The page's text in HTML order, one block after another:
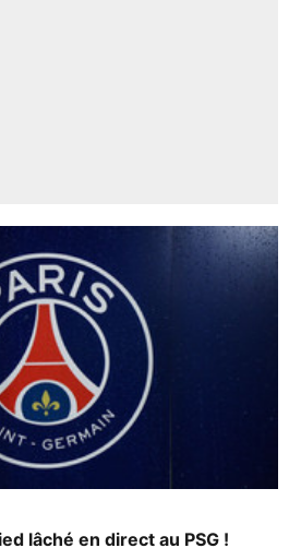
lâché en direct au PSG !